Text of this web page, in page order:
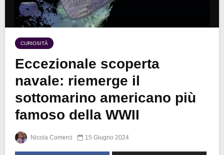
CURIOSITÀ
Eccezionale scoperta
navale: riemerge il
sottomarino americano più
famoso della WWII
Nicola Comerci 15 Giugno 2024